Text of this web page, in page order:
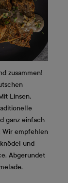
zusammen!
Linsen,
ganz einfach
Wir empfehlen
und
Abgerundet